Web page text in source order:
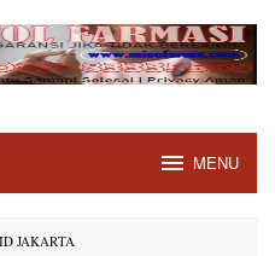
MENU
JAKARTA